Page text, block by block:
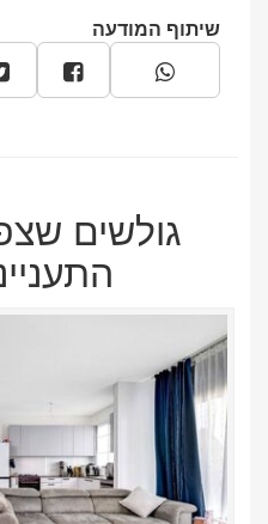
שיתוף המודעה
גולשים